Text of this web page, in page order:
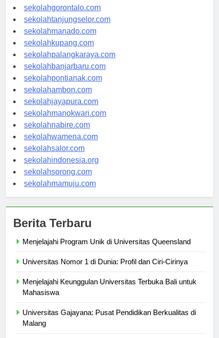
sekolahkendari.com
sekolahgorontalo.com
sekolahtanjungselor.com
sekolahmanado.com
sekolahkupang.com
sekolahpalangkaraya.com
sekolahbanjarbaru.com
sekolahpontianak.com
sekolahambon.com
sekolahjayapura.com
sekolahmanokwari.com
sekolahnabire.com
sekolahwamena.com
sekolahsalor.com
sekolahindonesia.org
sekolahsorong.com
Menjelajahi Keunggulan Universitas Terbuka Bali untuk
Universitas Gajayana: Pusat Pendidikan Berkualitas di